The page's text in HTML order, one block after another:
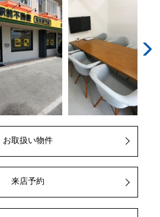
Next
お取扱い物件
来店予約